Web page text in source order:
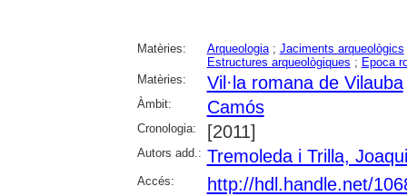
Matèries: Arqueologia; Jaciments arqueològics
Estructures arqueològiques ; Epoca
Matèries:
Vil·la romana de Vilauba
Àmbit: Camós
Cronologia: [2011]
Autors add.: Tremoleda i Trilla,
Accés: http://hdl.handle.net/